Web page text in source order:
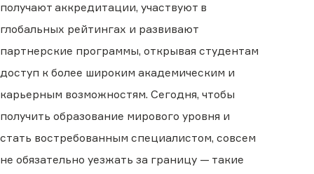
получают аккредитации, участвуют в
глобальных рейтингах и развивают
партнерские программы, открывая студентам
доступ к более широким академическим и
карьерным возможностям. Сегодня, чтобы
получить образование мирового уровня и
стать востребованным специалистом, совсем
не обязательно уезжать за границу — такие